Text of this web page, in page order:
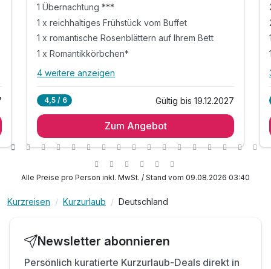
Ausstattung
Für 3 Tage 189,00 €
Suite Nebenhaus
2 Erwachsene
1 Übernachtung ***
1 x reichhaltiges Frühstück vom Buffet
1 x romantische Rosenblättern auf Ihrem Bett
1 x Romantikkörbchen*
Alle Inklusivleistungen
1 x reichhaltiges Frühstück vom Buffet
1 x Abendessen im Rahmen der Halbpension
während Ihrer Essenzeit von max. 1,5 Stunden
21Uhr)
4 weitere anzeigen
4,5 / 6 Gültig bis 19.12.2027
Zum Angebot
Alle Preise pro Person inkl. MwSt. / Stand vom 09.08.2026 03:40
Kurzreisen Kurzurlaub Deutschland
Newsletter abonnieren
Persönlich kuratierte Kurzurlaub-Deals direkt in